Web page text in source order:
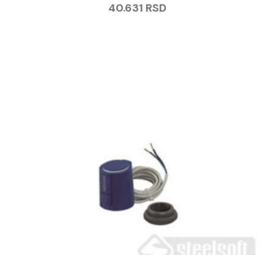
40.631 RSD